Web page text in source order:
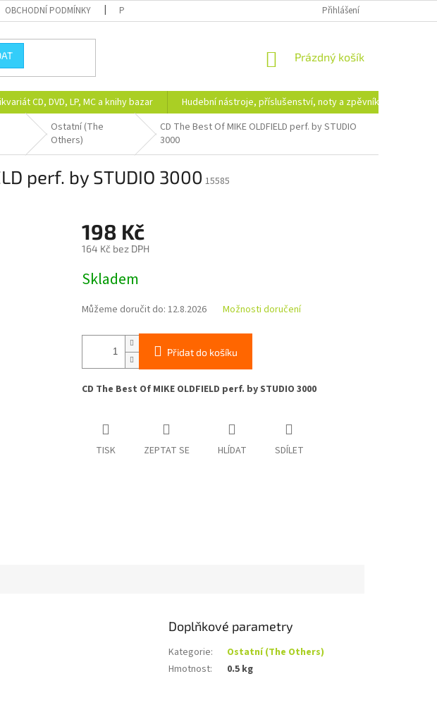
OBCHODNÍ PODMÍNKY PODMÍNKY OCHRANY OSOBNÍCH ÚDAJŮ DOPRAVA A PLATBA
Přihlášení
NÁKUPNÍ
Prázdný košík
CD, DVD, LP, MC a knihy bazar Hudební nástroje, příslušenství, noty a zpěvníky
Ostatní (The
Others)
CD The Best Of MIKE OLDFIELD perf. by STUDIO
3000
perf. by STUDIO 3000 15585
198 Kč
164 Kč bez DPH
cena:
Skladem
Můžeme doručit do: 12.8.2026 Možnosti doručení
Přidat do košíku
CD The Best Of MIKE OLDFIELD perf. by STUDIO 3000
TISK ZEPTAT SE HLÍDAT SDÍLET
Doplňkové parametry
Kategorie:
Ostatní (The Others)
Hmotnost: 0.5 kg